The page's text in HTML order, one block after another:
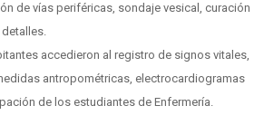
de vías periféricas, sondaje vesical, curación
accedieron al registro de signos vitales,
antropométricas, electrocardiogramas
de los estudiantes de Enfermería.